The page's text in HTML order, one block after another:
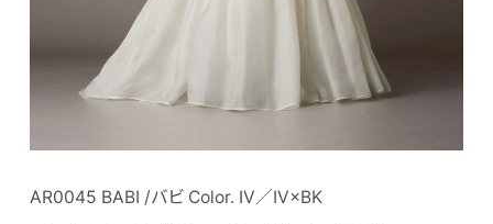
AR0045 BABI /バビ Color. IV／IV×BK